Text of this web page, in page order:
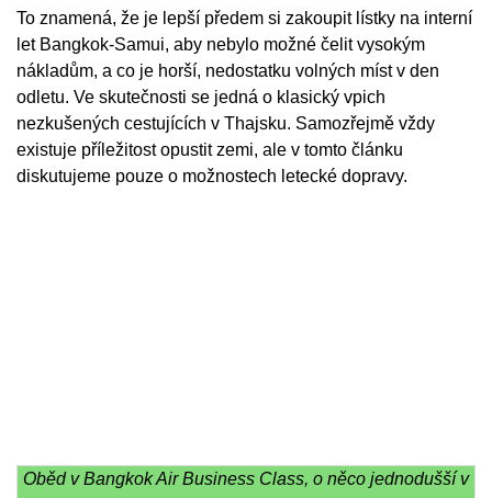
To znamená, že je lepší předem si zakoupit lístky na interní
let Bangkok-Samui, aby nebylo možné čelit vysokým
nákladům, a co je horší, nedostatku volných míst v den
odletu. Ve skutečnosti se jedná o klasický vpich
nezkušených cestujících v Thajsku. Samozřejmě vždy
existuje příležitost opustit zemi, ale v tomto článku
diskutujeme pouze o možnostech letecké dopravy.
Oběd v Bangkok Air Business Class, o něco jednodušší v